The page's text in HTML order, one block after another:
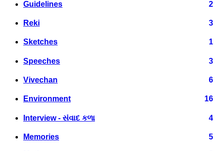
Guidelines 2
Reki 3
Sketches 1
Speeches 3
Vivechan 6
Environment 16
Interview - સંવાદ કળા 4
Memories 5